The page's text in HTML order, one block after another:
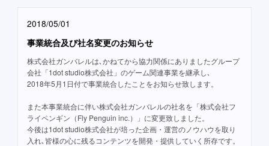
2018/05/01
事業統合及び社名変更のお知らせ
株式会社ガンバレルは､かねてから協力関係にありましたグループ
会社「1dot studio株式会社」のゲーム関連事業を継承し､
2018年5月1日付で事業統合したことをお知らせ致します。
また本事業統合に伴い株式会社ガンバレルの社名を「株式会社フ
ライペンギン（Fly Penguin inc.）」に変更致しました。
今後は1dot studio株式会社が培った企画・運営のノウハウを取り
入れ､皆様の心に残るコンテンツを開発・提供していく所存です。